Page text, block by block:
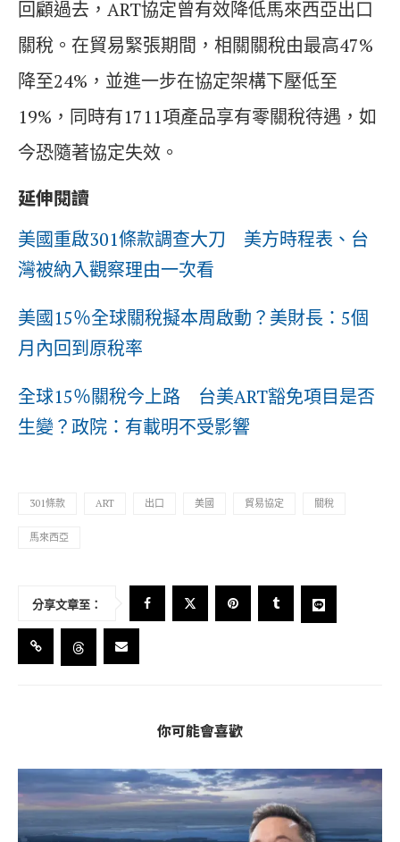
回顧過去，ART協定曾有效降低馬來西亞出口
關稅。在貿易緊張期間，相關關稅由最高47%
降至24%，並進一步在協定架構下壓低至
19%，同時有1711項產品享有零關稅待遇，如
今恐隨著協定失效。
延伸閱讀
美國重啟301條款調查大刀 美方時程表、台
灣被納入觀察理由一次看
美國15％全球關稅擬本周啟動？美財長：5個
月內回到原稅率
全球15％關稅今上路 台美ART豁免項目是否
生變？政院：有載明不受影響
301條款 ART 出口 美國 貿易協定 關稅
馬來西亞
分享文章至：
你可能會喜歡